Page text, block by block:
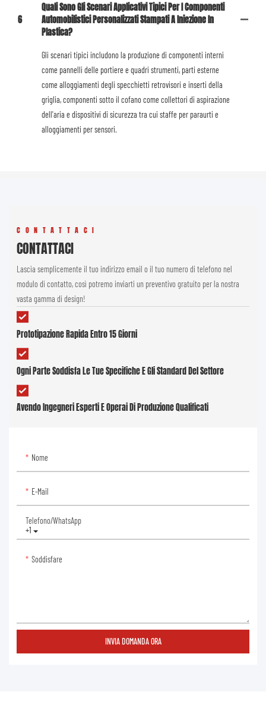
6
Quali Sono Gli Scenari Applicativi Tipici Per I Componenti
Automobilistici Personalizzati Stampati A Iniezione In
Plastica?
Gli scenari tipici includono la produzione di componenti interni
come pannelli delle portiere e quadri strumenti, parti esterne
come alloggiamenti degli specchietti retrovisori e inserti della
griglia, componenti sotto il cofano come collettori di aspirazione
dell'aria e dispositivi di sicurezza tra cui staffe per paraurti e
alloggiamenti per sensori.
CONTATTACI
CONTATTACI
Lascia semplicemente il tuo indirizzo email o il tuo numero di telefono nel
modulo di contatto, così potremo inviarti un preventivo gratuito per la nostra
vasta gamma di design!
Prototipazione Rapida Entro 15 Giorni
Ogni Parte Soddisfa Le Tue Specifiche E Gli Standard Del Settore
Avendo Ingegneri Esperti E Operai Di Produzione Qualificati
Nome
E-Mail
+1
Telefono/WhatsApp
Soddisfare
INVIA DOMANDA ORA